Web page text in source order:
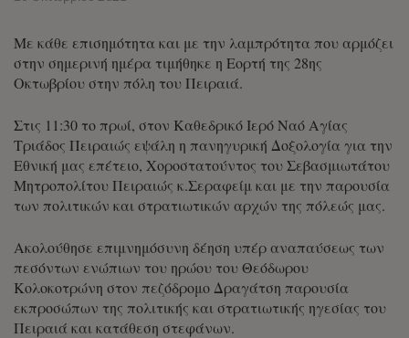
Με κάθε επισημότητα και με την λαμπρότητα που αρμόζει
στην σημερινή ημέρα τιμήθηκε η Εορτή της 28ης
Οκτωβρίου στην πόλη του Πειραιά.
Στις 11:30 το πρωί, στον Καθεδρικό Ιερό Ναό Αγίας
Τριάδος Πειραιώς εψάλη η πανηγυρική Δοξολογία για την
Εθνική μας επέτειο, Χοροστατούντος του Σεβασμιωτάτου
Μητροπολίτου Πειραιώς κ.Σεραφείμ και με την παρουσία
των πολιτικών και στρατιωτικών αρχών της πόλεώς μας.
Ακολούθησε επιμνημόσυνη δέηση υπέρ αναπαύσεως των
πεσόντων ενώπιων του ηρώου του Θεόδωρου
Κολοκοτρώνη στον πεζόδρομο Δραγάτση παρουσία
εκπροσώπων της πολιτικής και στρατιωτικής ηγεσίας του
Πειραιά και κατάθεση στεφάνων.